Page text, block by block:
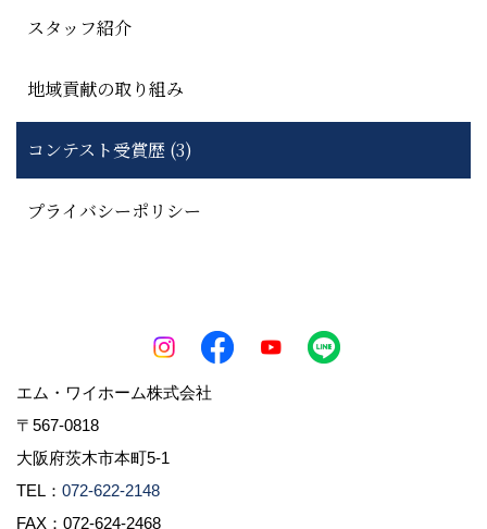
スタッフ紹介
地域貢献の取り組み
コンテスト受賞歴 (3)
プライバシーポリシー
エム・ワイホーム株式会社
〒567-0818
大阪府茨木市本町5-1
TEL： 072-622-2148
FAX：072-624-2468